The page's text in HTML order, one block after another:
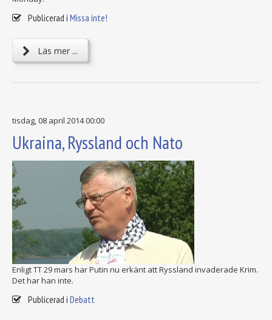
Publicerad i Missa inte!
Läs mer ...
tisdag, 08 april 2014 00:00
Ukraina, Ryssland och Nato
Enligt TT 29 mars har Putin nu erkänt att Ryssland invaderade Krim.
Det har han inte.
Publicerad i Debatt